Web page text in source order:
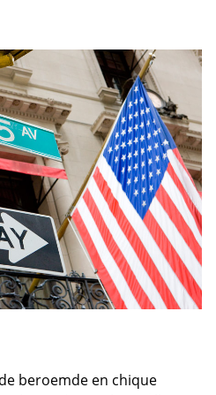
beroemde en chique